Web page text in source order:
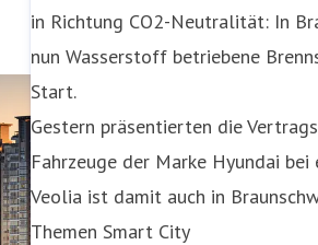
in Richtung CO2-Neutralität: In
nun Wasserstoff betriebene
Start.
Gestern präsentierten die
Fahrzeuge der Marke Hyundai bei
Veolia ist damit auch in
Themen Smart City